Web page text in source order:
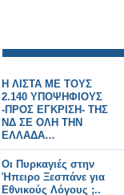
Η ΛΙΣΤΑ ΜΕ ΤΟΥΣ
2.140 ΥΠΟΨΗΦΙΟΥΣ
-ΠΡΟΣ ΕΓΚΡΙΣΗ- ΤΗΣ
ΝΔ ΣΕ ΟΛΗ ΤΗΝ
ΕΛΛΑΔΑ…
Οι Πυρκαγιές στην
Ήπειρο Ξεσπάνε για
Εθνικούς Λόγους ;..